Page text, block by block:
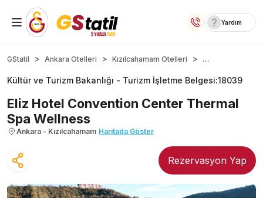
Yurt İçi Oteller
Temalı Oteller
Kıbrıs Otelleri
Lansmana Özel Oteller
Yurt Dışı Turlar
Yardım
GStatil Ankara Otelleri Kızılcahamam Otelleri ...
Kültür ve Turizm Bakanlığı - Turizm İşletme Belgesi:18039
Eliz Hotel Convention Center Thermal
Spa Wellness
Ankara - Kızılcahamam Haritada Göster
Rezervasyon Yap